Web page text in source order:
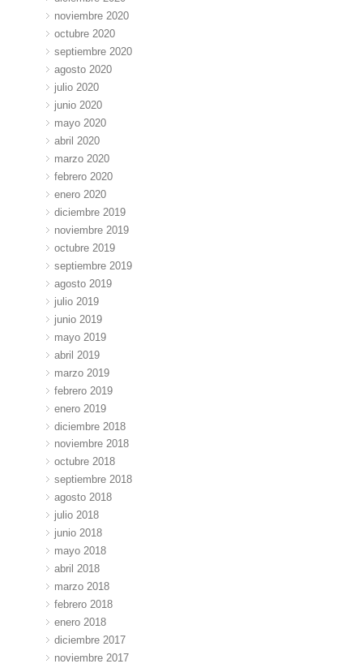
noviembre 2020
octubre 2020
septiembre 2020
agosto 2020
julio 2020
junio 2020
mayo 2020
abril 2020
marzo 2020
febrero 2020
enero 2020
diciembre 2019
noviembre 2019
octubre 2019
septiembre 2019
agosto 2019
julio 2019
junio 2019
mayo 2019
abril 2019
marzo 2019
febrero 2019
enero 2019
diciembre 2018
noviembre 2018
octubre 2018
septiembre 2018
agosto 2018
julio 2018
junio 2018
mayo 2018
abril 2018
marzo 2018
febrero 2018
enero 2018
diciembre 2017
noviembre 2017